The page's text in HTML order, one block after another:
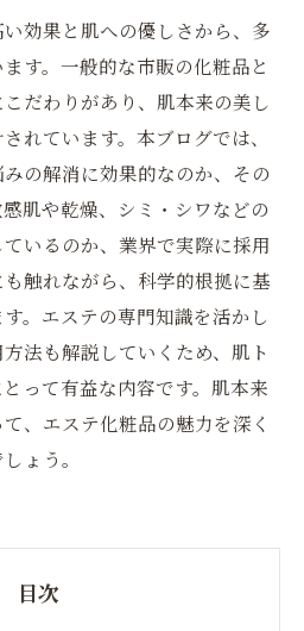
効果と肌への優しさから、多
す。一般的な市販の化粧品と
だわりがあり、肌本来の美し
れています。本ブログでは、
の解消に効果的なのか、その
肌や乾燥、シミ・シワなどの
いるのか、業界で実際に採用
触れながら、科学的根拠に基
。エステの専門知識を活かし
法も解説していくため、肌ト
って有益な内容です。肌本来
、エステ化粧品の魅力を深く
ょう。
目次